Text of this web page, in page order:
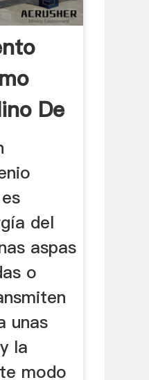
De
del
aspas
o
unas
la
modo